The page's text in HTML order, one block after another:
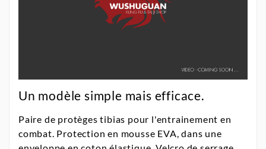
Un modèle simple mais efficace.
Paire de protèges tibias pour l'entrainement en
combat. Protection en mousse EVA, dans une